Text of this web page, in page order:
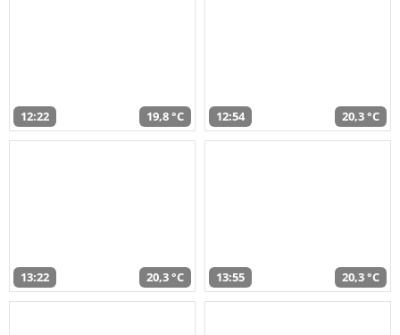
12:22 19,8 °C 12:54 20,3 °C
13:22 20,3 °C 13:55 20,3 °C